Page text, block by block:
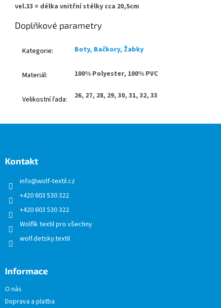
vel.33 = délka vnitřní stélky cca 20,5cm
Doplňkové parametry
Kategorie: Boty, Bačkory, Žabky
Materiál: 100% Polyester, 100% PVC
Velikostní řada: 26, 27, 28, 29, 30, 31, 32, 33
Kontakt
info@wolf-textil.cz
+420 603 530 322
+420 603 530 322
Wolfík textil pro všechny
wolf.detsky.textil
Informace
O nás
Doprava a platba